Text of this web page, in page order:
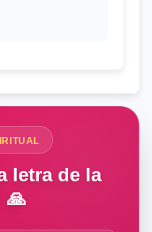
letra de la
🙏